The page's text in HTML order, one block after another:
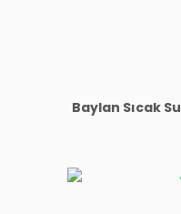
Baylan Sıcak